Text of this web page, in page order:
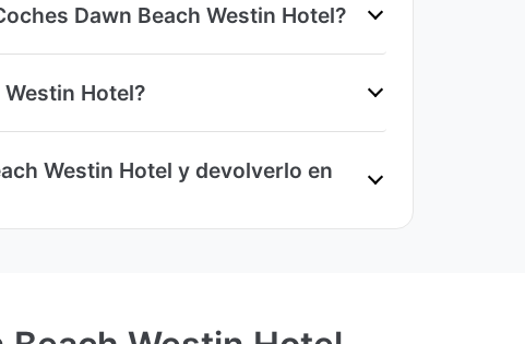
Dawn Beach Westin Hotel?
Hotel?
Westin Hotel y devolverlo en